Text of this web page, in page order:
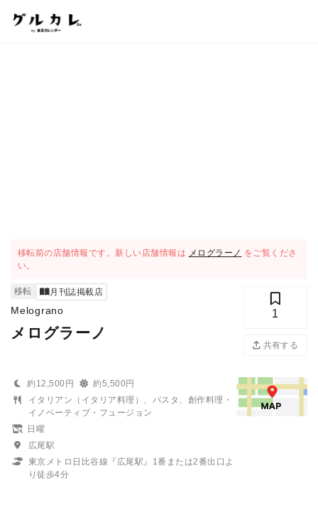
移転前の店舗情報です。新しい店舗情報は メログラーノ をご覧くださ
い。
移転 月刊誌掲載店
Melograno
メログラーノ
1
共有する
約12,500円
約5,500円
イタリアン（イタリア料理）、パスタ、創作料理・
イノベーティブ・フュージョン
日曜
広尾駅
東京メトロ日比谷線『広尾駅』1番または2番出口よ
り徒歩4分